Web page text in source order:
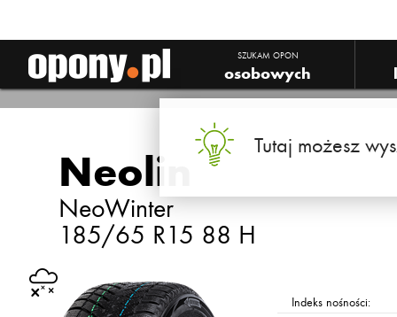
SZUKAM OPON
osobowych
Tutaj możesz
Neolin
NeoWinter
185/65 R15 88 H
Indeks nośności: